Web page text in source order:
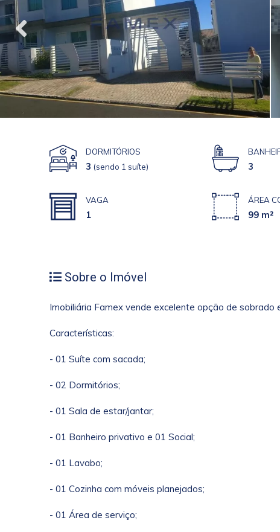
DORMITÓRIOS
3 (sendo 1 suíte) 3
VAGA
1
ÁREA
99 m²
Sobre o Imóvel
Imobiliária Famex vende excelente opção de sobrado
Características:
- 01 Suíte com sacada;
- 02 Dormitórios;
- 01 Sala de estar/jantar;
- 01 Banheiro privativo e 01 Social;
- 01 Lavabo;
- 01 Cozinha com móveis planejados;
- 01 Área de serviço;